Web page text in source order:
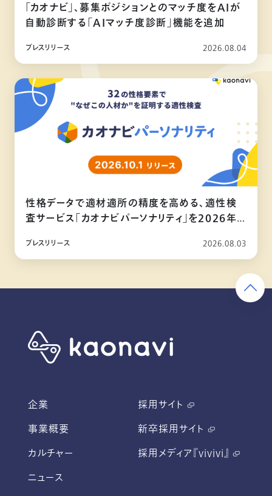
「カオナビ」、募集ポジションとのマッチ度をAIが
自動診断する「AIマッチ度診断」機能を追加
プレスリリース 2026.08.04
性格データで適材適所の精度を高める、適性検
査サービス「カオナビパーソナリティ」を2026年
プレスリリース 2026.08.03
企業
事業概要
カルチャー
ニュース
採用サイト
新卒採用サイト
採用メディア『vivivi』